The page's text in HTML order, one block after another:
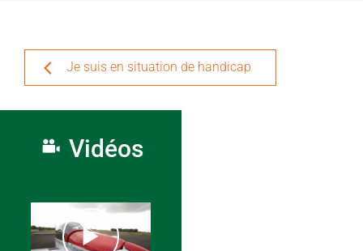
Je suis en situation de handicap
Vidéos